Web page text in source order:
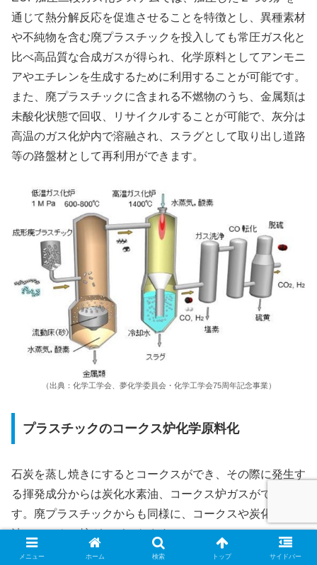
通じて熱分解反応を促進させることを特徴とし、異種素材
や不純物を含む廃プラスチックを投入しても常圧ガス化と
比べ高品質な合成ガスが得られ、化学原料としてアンモニ
アやエチレンを生成するために利用することが可能です。
また、廃プラスチックに含まれる不燃物のうち、金属類は
未酸化状態で回収、リサイクルすることが可能で、灰分は
高温のガス化炉内で溶融され、スラグとして取り出し道路
等の路盤材として再利用ができます。
（出典：化学工学会、夢化学委員会・化学工学会75周年記念事業）
プラスチックのコークス炉化学原料化
石炭を蒸し焼きにするとコークスができ、その際に発生す
る揮発成分からは炭化水素油、コークス炉ガスができま
す。廃プラスチックからも同様に、コークスや炭化水素
油、コークス炉ガスができます。
メニュー ホーム 検索 トップ サイドバー